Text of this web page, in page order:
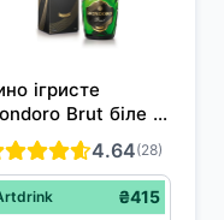
ігристе
Brut біле
0.75 л 12%
4.64(28)
₴415